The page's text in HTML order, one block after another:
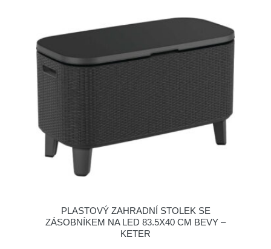
PLASTOVÝ ZAHRADNÍ STOLEK SE
ZÁSOBNÍKEM NA LED 83.5X40 CM BEVY –
KETER